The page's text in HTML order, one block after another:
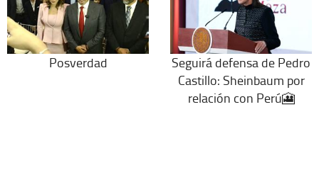
Posverdad
Seguirá defensa de Pedro
Castillo: Sheinbaum por
relación con Perú🎦